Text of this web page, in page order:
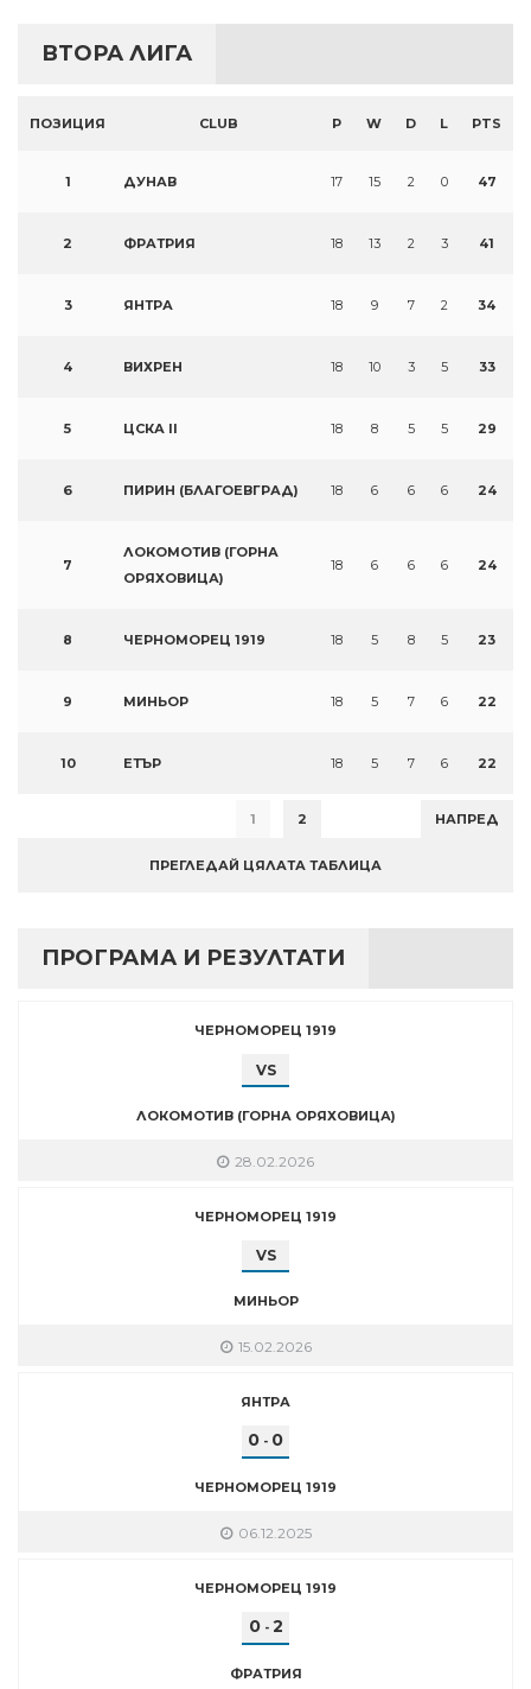
ВТОРА ЛИГА
ПОЗИЦИЯ CLUB P W D L PTS
1 ДУНАВ 17 15 2 0 47
2 ФРАТРИЯ 18 13 2 3 41
3 ЯНТРА 18 9 7 2 34
4 ВИХРЕН 18 10 3 5 33
5 ЦСКА II 18 8 5 5 29
6 ПИРИН (БЛАГОЕВГРАД) 18 6 6 6 24
7
ЛОКОМОТИВ (ГОРНА
ОРЯХОВИЦА)
18 6 6 6 24
8 ЧЕРНОМОРЕЦ 1919 18 5 8 5 23
9 МИНЬОР 18 5 7 6 22
10 ЕТЪР 18 5 7 6 22
1 2 НАПРЕД
ПРЕГЛЕДАЙ ЦЯЛАТА ТАБЛИЦА
ПРОГРАМА И РЕЗУЛТАТИ
ЧЕРНОМОРЕЦ 1919
VS
ЛОКОМОТИВ (ГОРНА ОРЯХОВИЦА)
28.02.2026
ЧЕРНОМОРЕЦ 1919
VS
МИНЬОР
15.02.2026
ЯНТРА
0 - 0
ЧЕРНОМОРЕЦ 1919
06.12.2025
ЧЕРНОМОРЕЦ 1919
0- 2
ФРАТРИЯ